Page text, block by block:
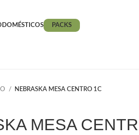
PACKS
NEBRASKA MESA CENTRO 1C
MESA